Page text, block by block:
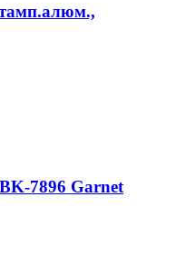
7896 Garnet